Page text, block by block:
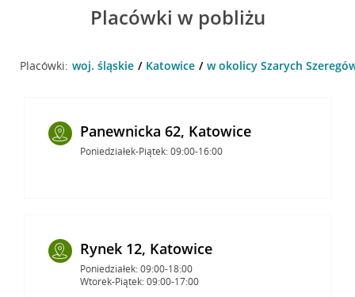
Placówki w pobliżu
Placówki: woj. śląskie Katowice w okolicy Szarych
Panewnicka 62, Katowice
Poniedziałek-Piątek: 09:00-16:00
Rynek 12, Katowice
Poniedziałek: 09:00-18:00
Wtorek-Piątek: 09:00-17:00